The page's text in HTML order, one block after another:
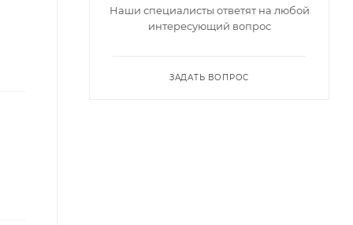
Наши специалисты ответят на любой
интересующий вопрос
ЗАДАТЬ ВОПРОС